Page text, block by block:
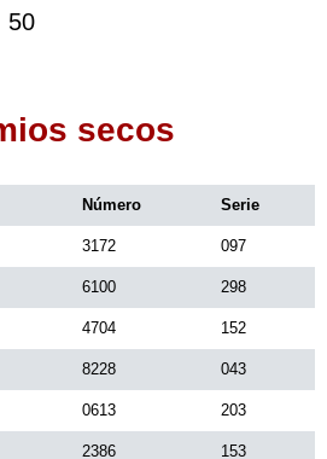
50
secos
Número Serie
3172 097
6100 298
4704 152
8228 043
0613 203
2386 153